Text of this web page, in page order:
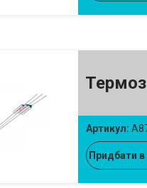
Артикул:
Придбати в